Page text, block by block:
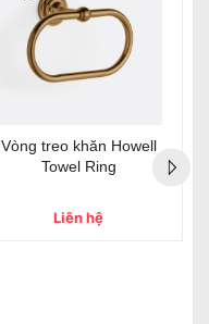
Vòng treo khăn Howell
Towel Ring
Liên hệ